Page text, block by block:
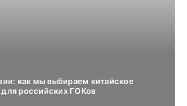
как мы выбираем китайское
российских ГОКов